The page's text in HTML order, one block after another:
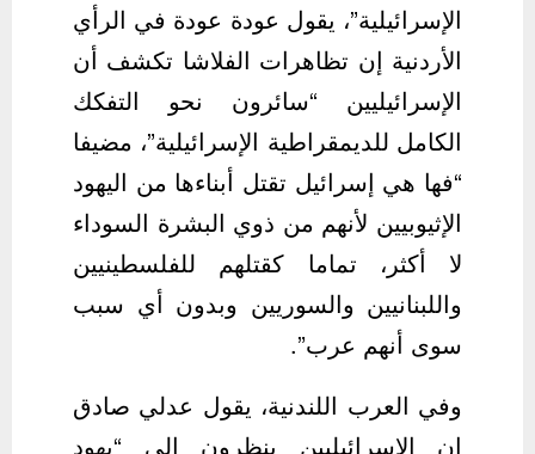
الإسرائيلية”، يقول عودة عودة في الرأي
الأردنية إن تظاهرات الفلاشا تكشف أن
الإسرائيليين “سائرون نحو التفكك
الكامل للديمقراطية الإسرائيلية”، مضيفا
“فها هي إسرائيل تقتل أبناءها من اليهود
الإثيوبيين لأنهم من ذوي البشرة السوداء
لا أكثر، تماما كقتلهم للفلسطينيين
واللبنانيين والسوريين وبدون أي سبب
سوى أنهم عرب”.
وفي العرب اللندنية، يقول عدلي صادق
إن الإسرائيليين ينظرون إلى “يهود